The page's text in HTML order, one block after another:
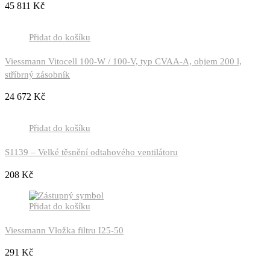
45 811 Kč
Přidat do košíku
Viessmann Vitocell 100-W / 100-V, typ CVAA-A, objem 200 l,
stříbrný zásobník
24 672 Kč
Přidat do košíku
S1139 – Velké těsnění odtahového ventilátoru
208 Kč
Přidat do košíku
Viessmann Vložka filtru I25-50
291 Kč